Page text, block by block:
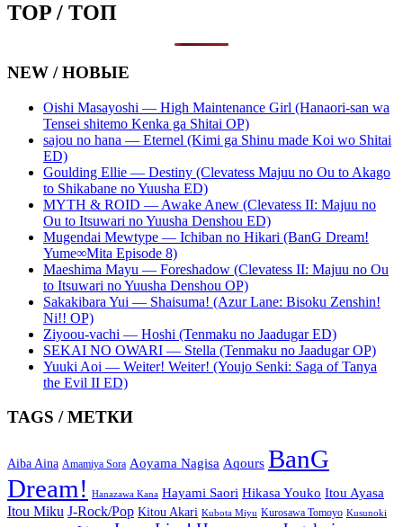
TOP / ТОП
NEW / НОВЫЕ
Oishi Masayoshi — High Maintenance Girl (Hanaori-san wa
Tensei shitemo Kenka ga Shitai OP)
sajou no hana — Eternel (Kimi ga Shinu made Koi wo Shitai
ED)
Goulding Ellie — Destiny (Clevatess Majuu no Ou to Akago
to Shikabane no Yuusha ED)
MYTH & ROID — Awake Anew (Clevatess II: Majuu no
Ou to Itsuwari no Yuusha Denshou ED)
Mugendai Mewtype — Ichiban no Hikari (BanG Dream!
Yume∞Mita Episode 8)
Maeshima Mayu — Foreshadow (Clevatess II: Majuu no Ou
to Itsuwari no Yuusha Denshou OP)
Sakakibara Yui — Shaisuma! (Azur Lane: Bisoku Zenshin!
Ni!! OP)
Ziyoou-vachi — Hoshi (Tenmaku no Jaadugar ED)
SEKAI NO OWARI — Stella (Tenmaku no Jaadugar OP)
Yuuki Aoi — Weiter! Weiter! (Youjo Senki: Saga of Tanya
the Evil II ED)
TAGS / МЕТКИ
Aiba Aina Amamiya Sora Aoyama Nagisa Aqours BanG
Dream!
Hanazawa Kana Hayami Saori Hikasa Youko Itou Ayasa
Itou Miku J-Rock/Pop Kitou Akari Kubota Miyu Kurosawa Tomoyo Kusunoki